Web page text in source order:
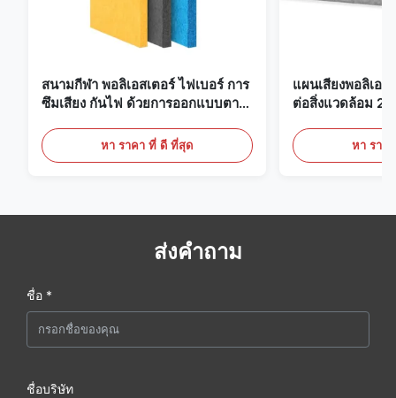
สนามกีฬา พอลิเอสเตอร์ ไฟเบอร์ การ
ซึมเสียง กันไฟ ด้วยการออกแบบตาม
หา ราคา ที่ ดี ที่สุด
แผนเสียงพอลิเอส
ต่อสิ่งแวดล้อม
หา ราค
ส่งคำถาม
ชื่อ *
ชื่อบริษัท